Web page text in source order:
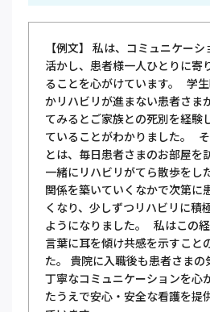
【例文】 私は、コミュニケー
活かし、患者様一人ひとりに寄
ることを心がけています。 学
かリハビリが進まない患者さま
てみるとご家族との死別を経験
ていることがわかりました。
とは、毎日患者さまのお部屋を
一緒にリハビリがてら散歩をし
関係を築いていくなかで次第に
くなり、少しずつリハビリに積
ようになりました。 私はこの
言葉に耳を傾け共感を示すこと
た。 貴院に入職後も患者さま
丁寧なコミュニケーションを心
たうえで安心・安全な看護を提